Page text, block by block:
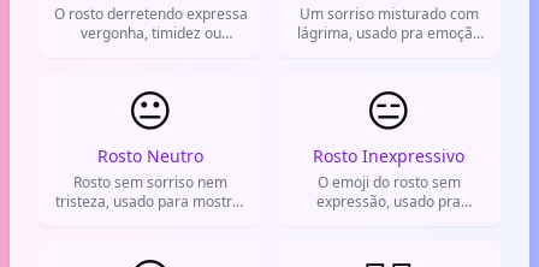
O rosto derretendo expressa
vergonha, timidez ou
Um sorriso misturado com
lágrima, usado pra emoção
😐
Rosto Neutro
Rosto sem sorriso nem
tristeza, usado para mostrar
😑
Rosto Inexpressivo
O emoji do rosto sem
expressão, usado pra